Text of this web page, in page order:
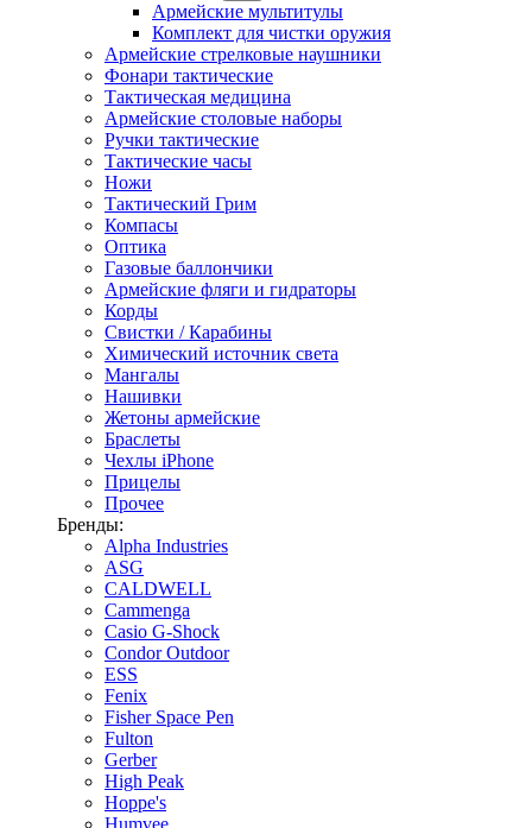
Армейские мультитулы
Комплект для чистки оружия
Армейские стрелковые наушники
Фонари тактические
Тактическая медицина
Армейские столовые наборы
Ручки тактические
Тактические часы
Ножи
Тактический Грим
Компасы
Оптика
Газовые баллончики
Армейские фляги и гидраторы
Корды
Свистки / Карабины
Химический источник света
Мангалы
Нашивки
Жетоны армейские
Браслеты
Чехлы iPhone
Прицелы
Прочее
Бренды:
Alpha Industries
ASG
CALDWELL
Cammenga
Casio G-Shock
Condor Outdoor
ESS
Fenix
Fisher Space Pen
Fulton
Gerber
High Peak
Hoppe's
Humvee